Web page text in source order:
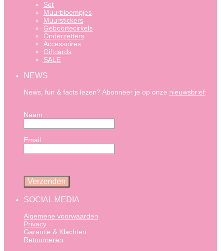
Set
Muurbloempjes
Muurstickers
Geboortecirkels
Onderzetters
Accessoires
Giftcards
SALE
NEWS
News, fun & facts lezen? Abonneer je op onze nieuwsbrief:
Naam
Email
SOCIAL MEDIA
Algemene voorwaarden
Privacy
Garantie & Klachten
Retourneren